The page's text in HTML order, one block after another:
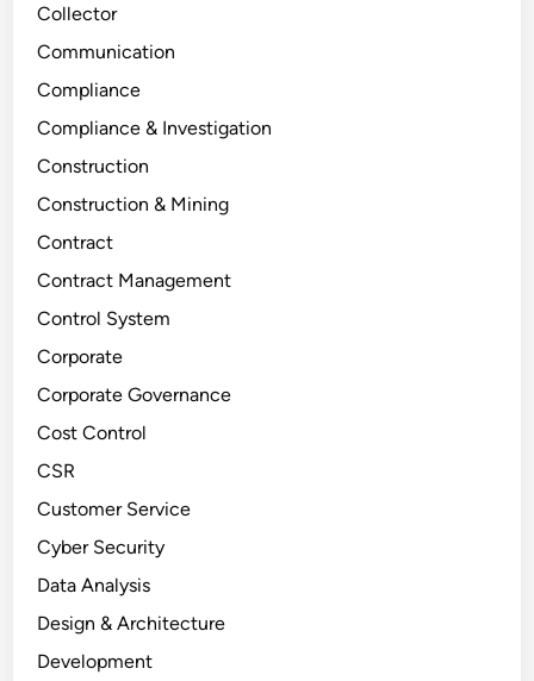
Collector
Communication
Compliance
Compliance & Investigation
Construction
Construction & Mining
Contract
Contract Management
Control System
Corporate
Corporate Governance
Cost Control
CSR
Customer Service
Cyber Security
Data Analysis
Design & Architecture
Development